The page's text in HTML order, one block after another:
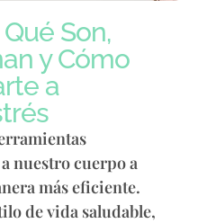
Son,
y Cómo
a
nuestro cuerpo a
más eficiente.
de vida saludable,